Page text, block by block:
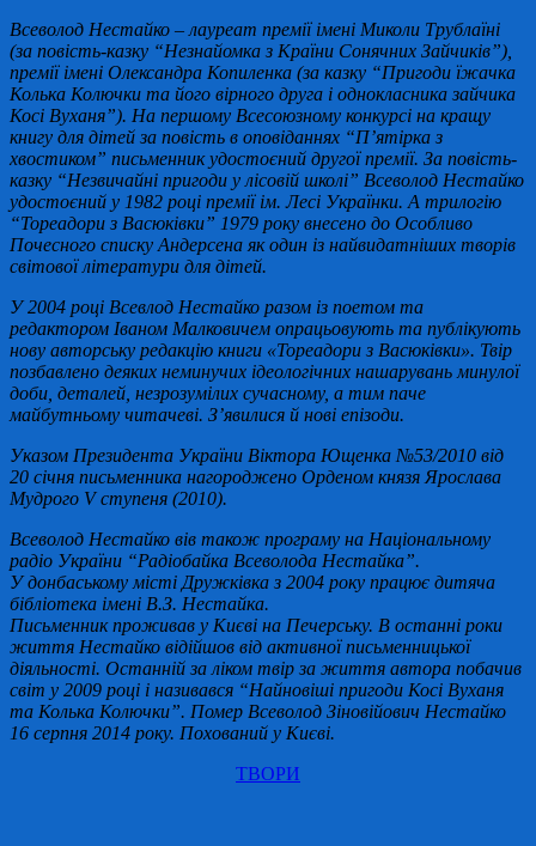
Всеволод Нестайко – лауреат премії імені Миколи Трублаїні
(за повість-казку “Незнайомка з Країни Сонячних Зайчиків”),
премії імені Олександра Копиленка (за казку “Пригоди їжачка
Колька Колючки та його вірного друга і однокласника зайчика
Косі Вуханя”). На першому Всесоюзному конкурсі на кращу
книгу для дітей за повість в оповіданнях “П’ятірка з
хвостиком” письменник удостоєний другої премії. За повість-
казку “Незвичайні пригоди у лісовій школі” Всеволод Нестайко
удостоєний у 1982 році премії ім. Лесі Українки. А трилогію
“Тореадори з Васюківки” 1979 року внесено до Особливо
Почесного списку Андерсена як один із найвидатніших творів
світової літератури для дітей.
У 2004 році Всевлод Нестайко разом із поетом та
редактором Іваном Малковичем опрацьовують та публікують
нову авторську редакцію книги «Тореадори з Васюківки». Твір
позбавлено деяких неминучих ідеологічних нашарувань минулої
доби, деталей, незрозумілих сучасному, а тим паче
майбутньому читачеві. З’явилися й нові епізоди.
Указом Президента України Віктора Ющенка №53/2010 від
20 січня письменника нагороджено Орденом князя Ярослава
Мудрого V ступеня (2010).
Всеволод Нестайко вів також програму на Національному
радіо України “Радіобайка Всеволода Нестайка”.
У донбаському місті Дружківка з 2004 року працює дитяча
бібліотека імені В.З. Нестайка.
Письменник проживав у Києві на Печерську. В останні роки
життя Нестайко відійшов від активної письменницької
діяльності. Останній за ліком твір за життя автора побачив
світ у 2009 році і називався “Найновіші пригоди Косі Вуханя
та Колька Колючки”. Помер Всеволод Зіновійович Нестайко
16 серпня 2014 року. Похований у Києві.
ТВОРИ